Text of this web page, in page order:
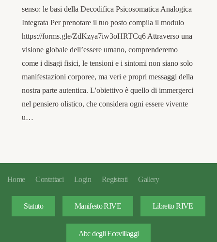
senso: le basi della Decodifica Psicosomatica Analogica
Integrata Per prenotare il tuo posto compila il modulo
https://forms.gle/ZdKzya7iw3oHRTCq6 Attraverso una
visione globale dell’essere umano, comprenderemo
come i disagi fisici, le tensioni e i sintomi non siano solo
manifestazioni corporee, ma veri e propri messaggi della
nostra parte autentica. L'obiettivo è quello di immergerci
nel pensiero olistico, che considera ogni essere vivente
u…
Home Contattaci Login Registrati Gallery
Statuto Manifesto RIVE Libretto RIVE
Abc degli Ecovillaggi